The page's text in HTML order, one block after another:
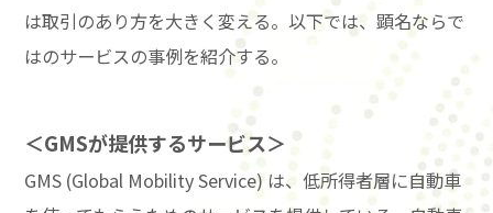
は取引のあり方を大きく変える。以下では、顕名ならで
はのサービスの事例を紹介する。
＜GMSが提供するサービス＞
GMS (Global Mobility Service) は、低所得者層に自動車